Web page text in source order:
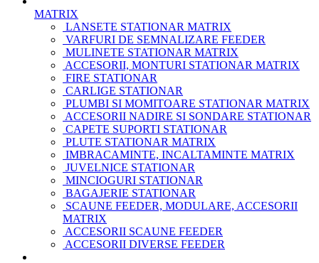
MATRIX
LANSETE STATIONAR MATRIX
VARFURI DE SEMNALIZARE FEEDER
MULINETE STATIONAR MATRIX
ACCESORII, MONTURI STATIONAR MATRIX
FIRE STATIONAR
CARLIGE STATIONAR
PLUMBI SI MOMITOARE STATIONAR MATRIX
ACCESORII NADIRE SI SONDARE STATIONAR
CAPETE SUPORTI STATIONAR
PLUTE STATIONAR MATRIX
IMBRACAMINTE, INCALTAMINTE MATRIX
JUVELNICE STATIONAR
MINCIOGURI STATIONAR
BAGAJERIE STATIONAR
SCAUNE FEEDER, MODULARE, ACCESORII
MATRIX
ACCESORII SCAUNE FEEDER
ACCESORII DIVERSE FEEDER